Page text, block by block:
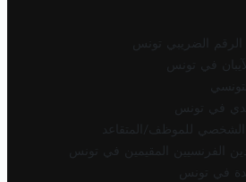
الضريبي تونس
في تونس
في تونس
للموظف/المتقاعد
الفرنسيين المقيمين في تونس
في تونس